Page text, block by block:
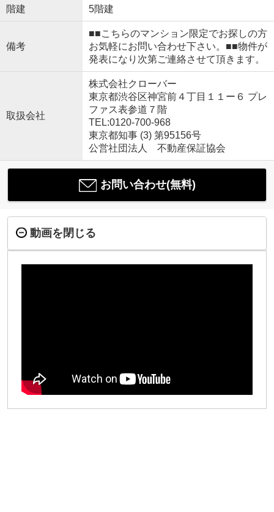
階建 5階建
備考
■■こちらのマンション限定でお探しの方
お気軽にお問い合わせ下さい。■■物件が
発表になり次第ご連絡させて頂きます。
取扱会社
株式会社クローバー
東京都渋谷区神宮前４丁目１１ー６ プレ
ファス表参道７階
TEL:0120-700-968
東京都知事 (3) 第95156号
公営社団法人 不動産保証協会
お問い合わせ(無料)
動画を閉じる